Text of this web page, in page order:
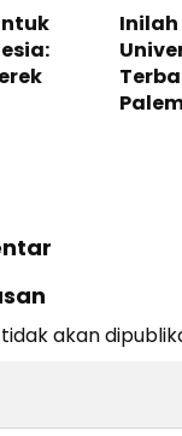
Inilah
akan